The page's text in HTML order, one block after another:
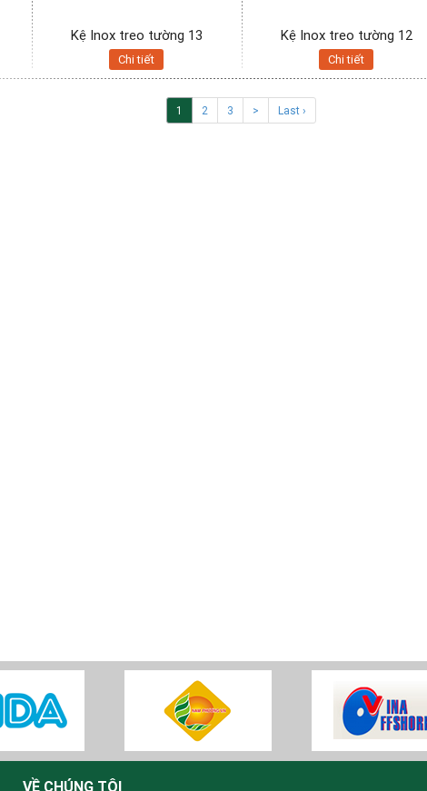
Kệ Inox treo tường 13
Chi tiết
Kệ Inox treo tường 12
Chi tiết
1 2 3 > Last ›
VỀ CHÚNG TÔI